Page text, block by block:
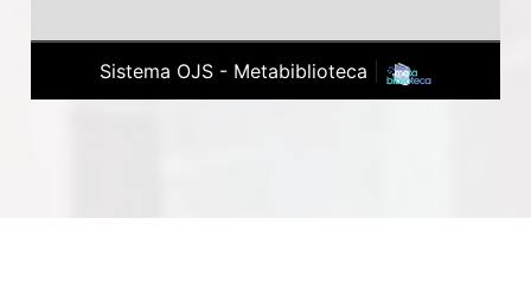
Sistema OJS - Metabiblioteca